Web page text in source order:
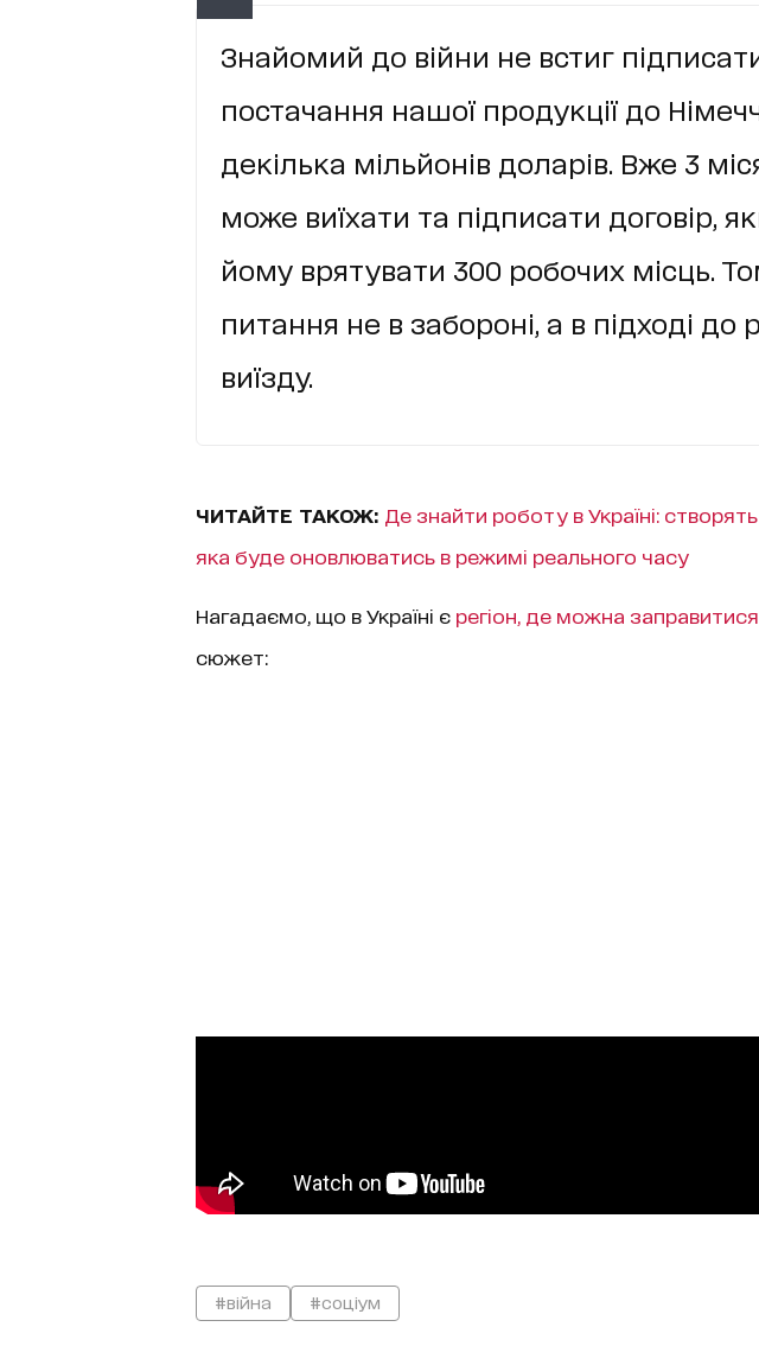
Знайомий до війни не встиг
постачання нашої продукції до
декілька мільйонів доларів. Вже 3
може виїхати та підписати договір,
йому врятувати 300 робочих місць.
питання не в забороні, а в підході до
виїзду.
ЧИТАЙТЕ ТАКОЖ: Де знайти роботу в Україні:
яка буде оновлюватись в режимі реального часу
Нагадаємо, що в Україні є регіон, де можна
сюжет:
#війна #соціум